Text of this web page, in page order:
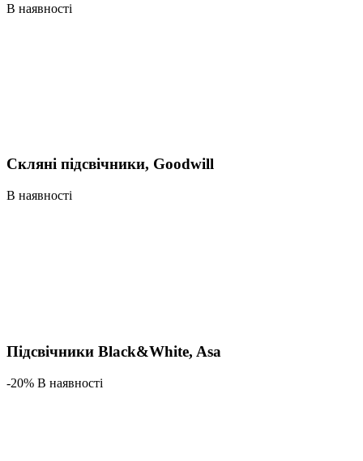
В наявності
Скляні підсвічники, Goodwill
В наявності
Підсвічники Black&White, Asa
-20% В наявності